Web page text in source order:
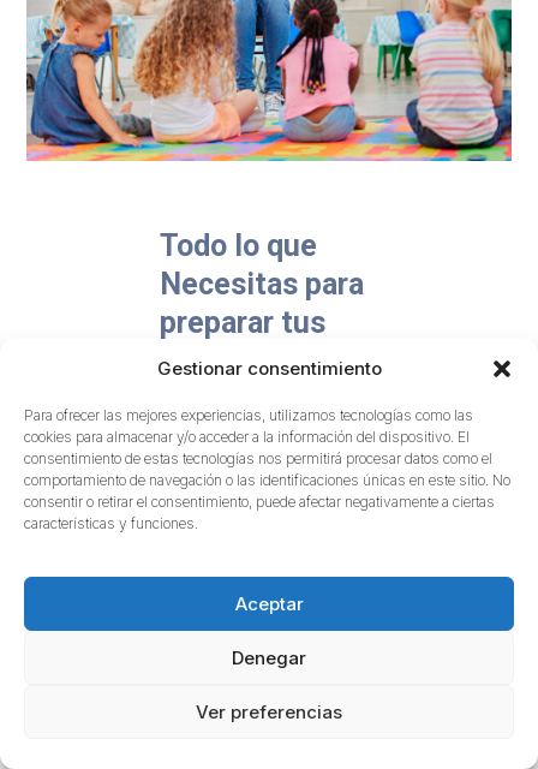
Gestionar consentimiento
Para ofrecer las mejores experiencias, utilizamos tecnologías como las
cookies para almacenar y/o acceder a la información del dispositivo. El
consentimiento de estas tecnologías nos permitirá procesar datos como el
comportamiento de navegación o las identificaciones únicas en este sitio. No
consentir o retirar el consentimiento, puede afectar negativamente a ciertas
características y funciones.
Aceptar
Denegar
Ver preferencias
Todo lo que
Necesitas para
preparar tus
Oposiciones de
Infantil en la
Comunidad
Valenciana
formación que en
nuestro día nos hubiese
gustado recibir.